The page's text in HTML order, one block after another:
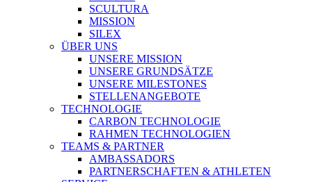
SCULTURA
MISSION
SILEX
ÜBER UNS
UNSERE MISSION
UNSERE GRUNDSÄTZE
UNSERE MILESTONES
STELLENANGEBOTE
TECHNOLOGIE
CARBON TECHNOLOGIE
RAHMEN TECHNOLOGIEN
TEAMS & PARTNER
AMBASSADORS
PARTNERSCHAFTEN & ATHLETEN